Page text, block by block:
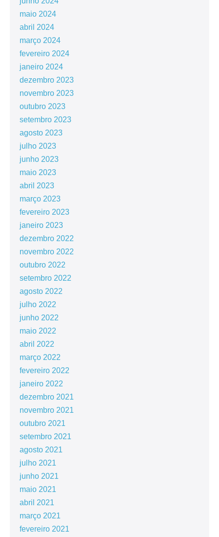
maio 2024
abril 2024
março 2024
fevereiro 2024
janeiro 2024
dezembro 2023
novembro 2023
outubro 2023
setembro 2023
agosto 2023
julho 2023
junho 2023
maio 2023
abril 2023
março 2023
fevereiro 2023
janeiro 2023
dezembro 2022
novembro 2022
outubro 2022
setembro 2022
agosto 2022
julho 2022
junho 2022
maio 2022
abril 2022
março 2022
fevereiro 2022
janeiro 2022
dezembro 2021
novembro 2021
outubro 2021
setembro 2021
agosto 2021
julho 2021
junho 2021
maio 2021
abril 2021
março 2021
fevereiro 2021